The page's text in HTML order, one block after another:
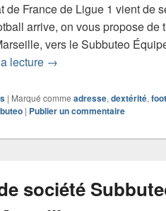
de France de Ligue 1 vient de
arrive, on vous propose de
vers le Subbuteo
lecture Chronique jeu de
→
| Marqué comme adresse, dextérité, foot
| Publier un commentaire
société